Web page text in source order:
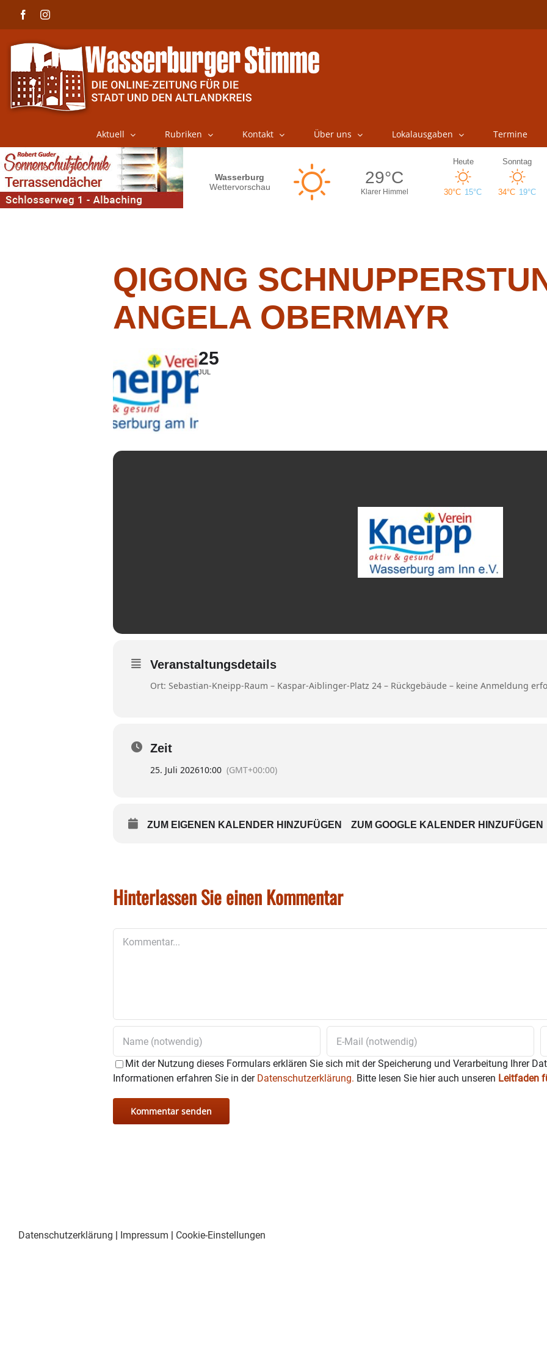
FacebookInstagram
Aktuell Rubriken Kontakt Über uns Lokalausgaben Termine
QIGONG
ANGELA OBERMAYR
25
JUL
Veranstaltungsdetails
Ort: Sebastian-Kneipp-Raum – Kaspar-Aiblinger-Platz 24 – Rückgebäude – keine Anmeldung
Zeit
25. Juli 202610:00 (GMT+00:00)
ZUM EIGENEN KALENDER HINZUFÜGEN ZUM GOOGLE KALENDER HINZUFÜGEN
Hinterlassen Sie einen Kommentar
Mit der Nutzung dieses Formulars erklären Sie sich mit der Speicherung und Verarbeitung Ihrer
Informationen erfahren Sie in der Datenschutzerklärung. Bitte lesen Sie hier auch unseren Leitfaden
Datenschutzerklärung | Impressum | Cookie-Einstellungen